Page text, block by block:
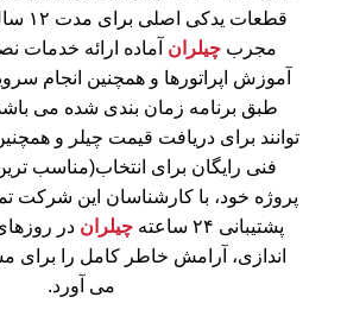
قطعات
مجرب چیلران آماده ارائه خدمات
آموزش اپراتورها و همچنین انجام
طبق برنامه زمان بندی شده می
توانند برای دریافت قیمت چیلر و
فنی رایگان برای انتخاب(مناسب
پروژه خود، با کارشناسان این شرکت
پشتیبانی ۲۴ ساعته
چیلران در
اندازی، آرامش خاطر کامل را برای
می آورد.